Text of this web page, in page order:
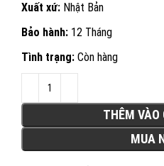
Xuất xứ: Nhật Bản
Bảo hành: 12 Tháng
Tình trạng: Còn hàng
THÊM VÀO
MUA